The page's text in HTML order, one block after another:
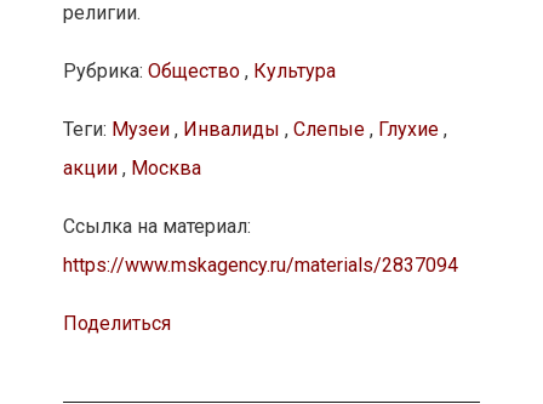
религии.
Рубрика: Общество, Культура
Теги: Музеи, Инвалиды , Слепые, Глухие,
акции, Москва
Ссылка на материал:
https://www.mskagency.ru/materials/2837094
Поделиться